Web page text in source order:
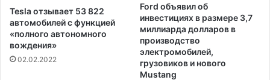
Tesla отзывает 53 822
автомобилей с функцией
«полного автономного
вождения»
02.02.2022
Ford объявил об
инвестициях в размере 3,7
миллиарда долларов в
производство
электромобилей,
грузовиков и нового
Mustang